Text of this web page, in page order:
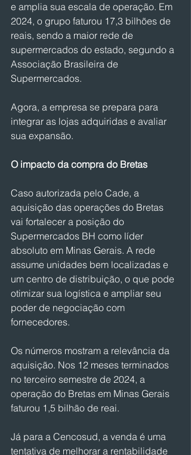
e amplia sua escala de operação. Em
2024, o grupo faturou 17,3 bilhões de
reais, sendo a maior rede de
supermercados do estado, segundo a
Associação Brasileira de
Supermercados.
Agora, a empresa se prepara para
integrar as lojas adquiridas e avaliar
sua expansão.
O impacto da compra do Bretas
Caso autorizada pelo Cade, a
aquisição das operações do Bretas
vai fortalecer a posição do
Supermercados BH como líder
absoluto em Minas Gerais. A rede
assume unidades bem localizadas e
um centro de distribuição, o que pode
otimizar sua logística e ampliar seu
poder de negociação com
fornecedores.
Os números mostram a relevância da
aquisição. Nos 12 meses terminados
no terceiro semestre de 2024, a
operação do Bretas em Minas Gerais
faturou 1,5 bilhão de reai.
Já para a Cencosud, a venda é uma
tentativa de melhorar a rentabilidade